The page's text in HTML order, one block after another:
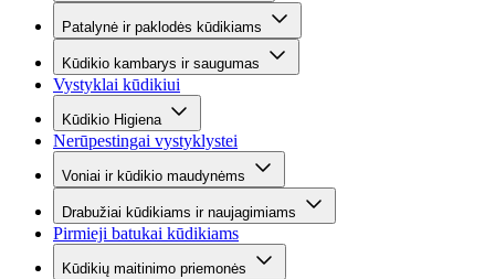
Patalynė ir paklodės kūdikiams
Kūdikio kambarys ir saugumas
Vystyklai kūdikiui
Kūdikio Higiena
Nerūpestingai vystyklystei
Voniai ir kūdikio maudynėms
Drabužiai kūdikiams ir naujagimiams
Pirmieji batukai kūdikiams
Kūdikių maitinimo priemonės